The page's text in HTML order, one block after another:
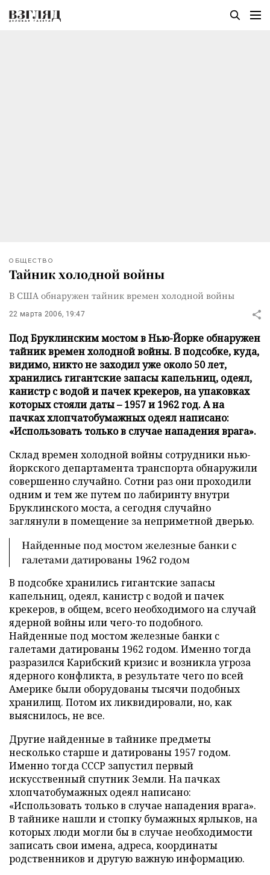
ОБЩЕСТВО
Тайник холодной войны
В США обнаружен тайник времен холодной войны
22 марта 2006, 19:47
Под Бруклинским мостом в Нью-Йорке обнаружен
тайник времен холодной войны. В подсобке, куда,
видимо, никто не заходил уже около 50 лет,
хранились гигантские запасы капельниц, одеял,
канистр с водой и пачек крекеров, на упаковках
которых стояли даты – 1957 и 1962 год. А на
пачках хлопчатобумажных одеял написано:
«Использовать только в случае нападения врага».
Склад времен холодной войны сотрудники нью-
йоркского департамента транспорта обнаружили
совершенно случайно. Сотни раз они проходили
одним и тем же путем по лабиринту внутри
Бруклинского моста, а сегодня случайно
заглянули в помещение за неприметной дверью.
Найденные под мостом железные банки с
галетами датированы 1962 годом
В подсобке хранились гигантские запасы
капельниц, одеял, канистр с водой и пачек
крекеров, в общем, всего необходимого на случай
ядерной войны или чего-то подобного.
Найденные под мостом железные банки с
галетами датированы 1962 годом. Именно тогда
разразился Карибский кризис и возникла угроза
ядерного конфликта, в результате чего по всей
Америке были оборудованы тысячи подобных
хранилищ. Потом их ликвидировали, но, как
выяснилось, не все.
Другие найденные в тайнике предметы
несколько старше и датированы 1957 годом.
Именно тогда СССР запустил первый
искусственный спутник Земли. На пачках
хлопчатобумажных одеял написано:
«Использовать только в случае нападения врага».
В тайнике нашли и стопку бумажных ярлыков, на
которых люди могли бы в случае необходимости
записать свои имена, адреса, координаты
родственников и другую важную информацию.